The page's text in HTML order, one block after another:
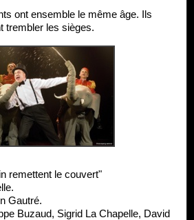
ont ensemble le même âge. Ils
trembler les sièges.
remettent le couvert"
Gautré.
Buzaud, Sigrid La Chapelle, David